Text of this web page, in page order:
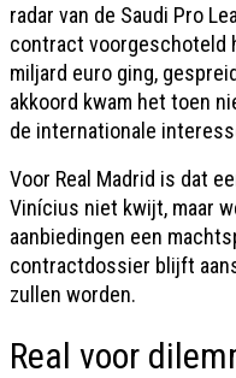
radar van de Saudi Pro
contract voorgeschoteld
miljard euro ging,
akkoord kwam het toen
de internationale
Voor Real Madrid is dat
Vinícius niet kwijt, maar
aanbiedingen een
contractdossier blijft
zullen worden.
Real voor